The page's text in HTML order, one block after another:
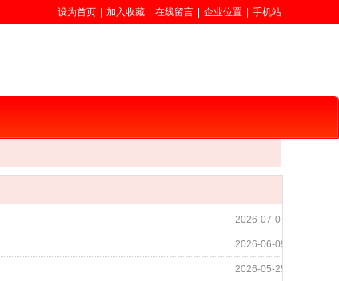
设为首页 加入收藏 在线留言 企业位置 手机站
2026-07-07
2026-06-09
2026-05-25